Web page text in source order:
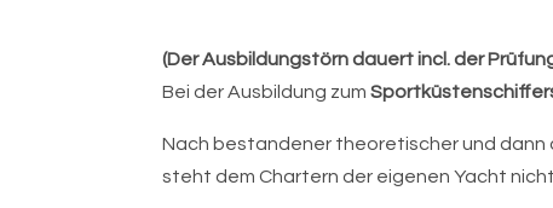
(Der Ausbildungstörn dauert incl. der
Bei der Ausbildung zum
Nach bestandener theoretischer und dann
steht dem Chartern der eigenen Yacht